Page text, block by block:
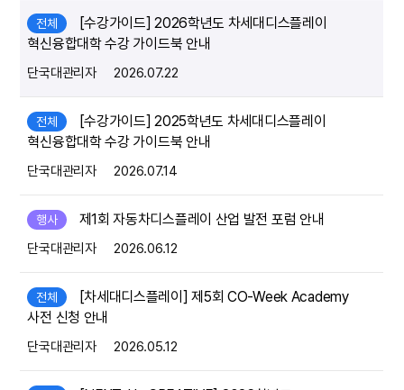
전체
[수강가이드] 2026학년도 차세대디스플레이
혁신융합대학 수강 가이드북 안내
단국대관리자 2026.07.22
전체
[수강가이드] 2025학년도 차세대디스플레이
혁신융합대학 수강 가이드북 안내
단국대관리자 2026.07.14
행사 제1회 자동차디스플레이 산업 발전 포럼 안내
단국대관리자 2026.06.12
전체
[차세대디스플레이] 제5회 CO-Week Academy
사전 신청 안내
단국대관리자 2026.05.12